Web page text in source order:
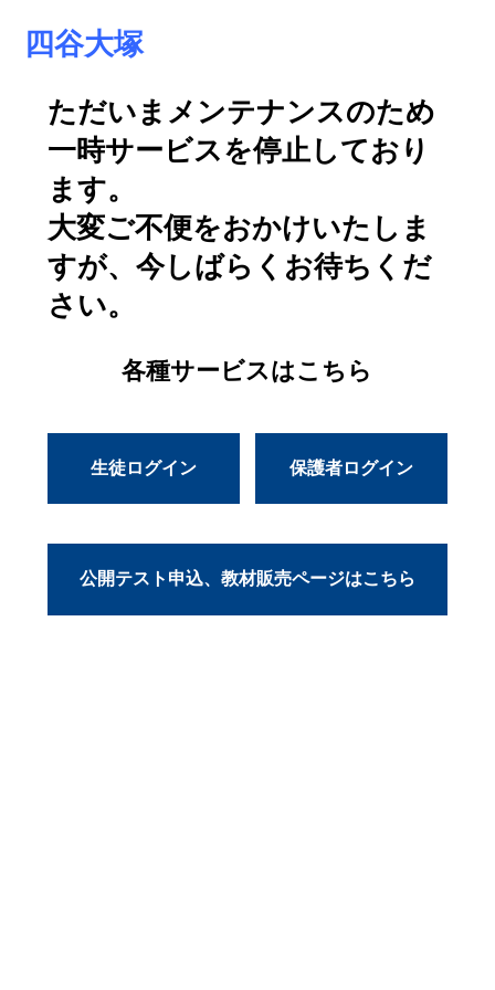
四谷大塚
ただいまメンテナンスのため
一時サービスを停止しており
ます。
大変ご不便をおかけいたしま
すが、今しばらくお待ちくだ
さい。
各種サービスはこちら
生徒ログイン 保護者ログイン
公開テスト申込、教材販売ページはこちら